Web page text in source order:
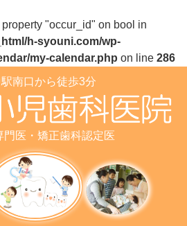
property "occur_id" on bool in
h-syouni.com/wp-
my-calendar.php on line 286
南口から徒歩3分
門医・矯正歯科認定医